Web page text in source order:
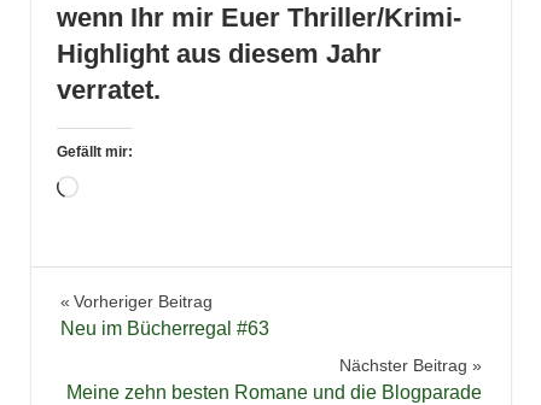
wenn Ihr mir Euer Thriller/Krimi-
Highlight aus diesem Jahr
verratet.
Gefällt mir:
Wird
Highlights
Krimi
Beitragsnavigation
Vorheriger Beitrag
Neu im Bücherregal #63
Nächster Beitrag
Meine zehn besten Romane und die Blogparade